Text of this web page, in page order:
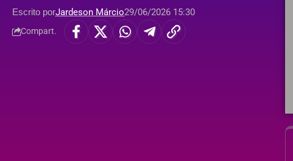
Escrito porJardeson Márcio29/06/2026 15:30
Compart.